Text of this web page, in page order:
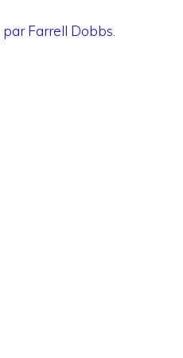
Farrell Dobbs.